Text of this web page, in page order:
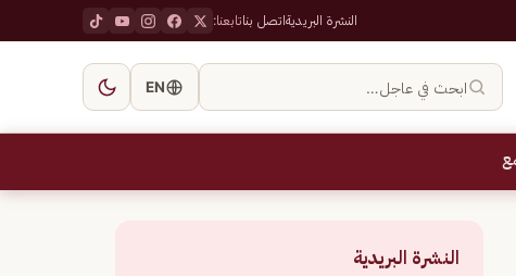
النشرة البريديةاتصل بناتابعنا:
ابحث في عاجل… EN
النشرة البريدية